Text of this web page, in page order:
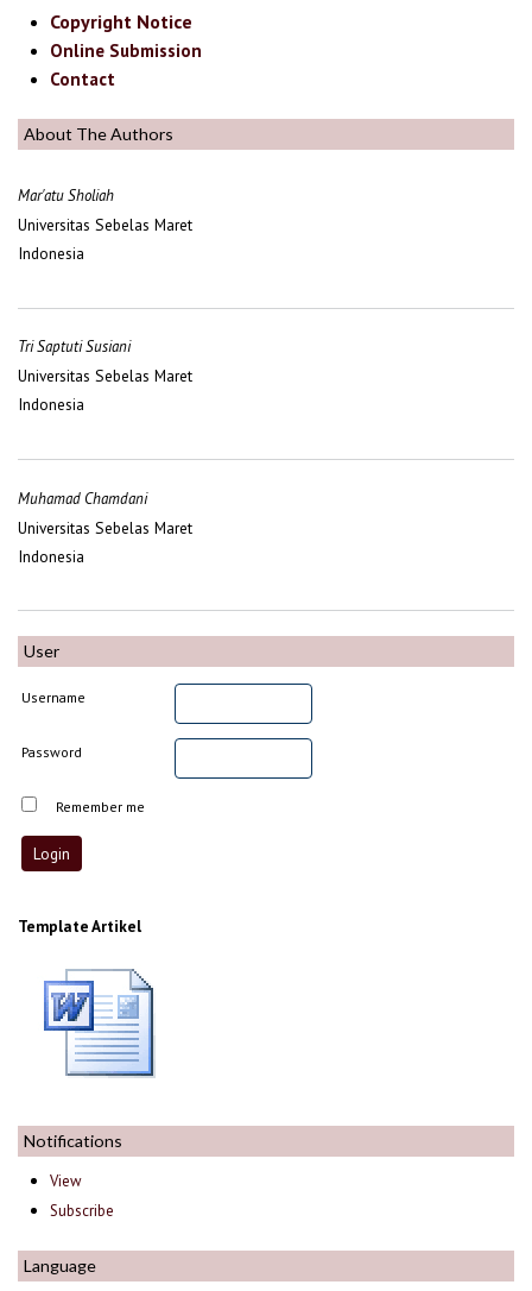
Copyright Notice
Online Submission
Contact
About The Authors
Mar'atu Sholiah
Universitas Sebelas Maret
Indonesia
Tri Saptuti Susiani
Universitas Sebelas Maret
Indonesia
Muhamad Chamdani
Universitas Sebelas Maret
Indonesia
User
Username
Password
Remember me
Template Artikel
Notifications
View
Subscribe
Language